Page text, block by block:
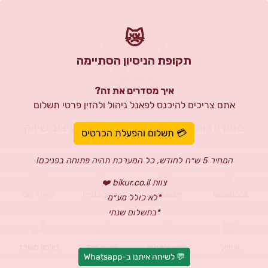
😿
תקופת הניסיון הסתיימה
איך מסדרים את זה?
אתם צריכים להיכנס לפאנל ניהול ולהזין פרטי תשלום
💳 תשלום והפעלת הכרטיס
המחיר 5 ש״ח לחודש, כל המערכת תהיה פתוחה בפניכם!
צוות bikur.co.il ❤️
*לא כולל מע״מ
*בתשלום שנתי
💬 לשיחה איתנו ב-Whatsapp
סטודיו רותם כהן לעיצוב גרפי | מיתוג עיצוב שיווק
Linkedin
Instagram
Whatsapp טלפון נייד